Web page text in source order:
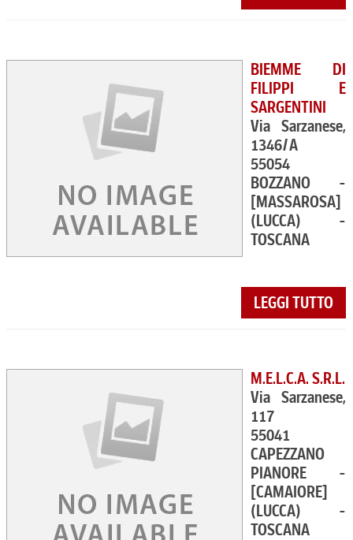
BIEMME DI
FILIPPI E
SARGENTINI
Via Sarzanese,
1346/A
55054
BOZZANO -
[MASSAROSA]
(LUCCA) -
TOSCANA
LEGGI TUTTO
M.E.L.C.A. S.R.L.
Via Sarzanese,
117
55041
CAPEZZANO
PIANORE -
[CAMAIORE]
(LUCCA) -
TOSCANA